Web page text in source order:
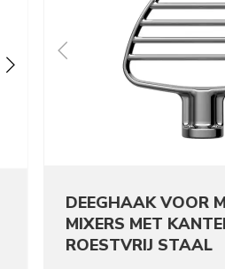
DEEGHAAK VOOR
MIXERS MET
ROESTVRIJ STAAL